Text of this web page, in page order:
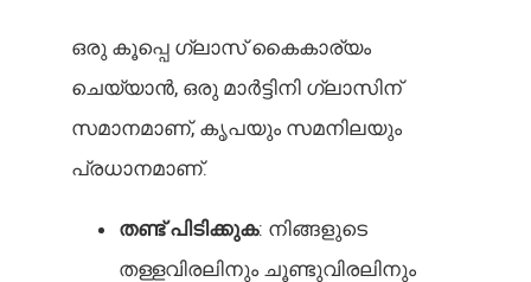
ഒരു കൂപ്പെ ഗ്ലാസ് കൈകാര്യം
ചെയ്യാൻ, ഒരു മാർട്ടിനി ഗ്ലാസിന്
സമാനമാണ്, കൃപയും സമനിലയും
പ്രധാനമാണ്.
തണ്ട് പിടിക്കുക: നിങ്ങളുടെ
തള്ളവിരലിനും ചൂണ്ടുവിരലിനും